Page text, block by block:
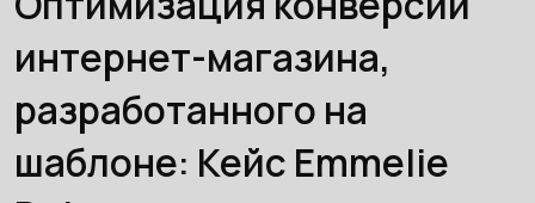
интернет-магазина,
разработанного на
шаблоне: Кейс Emmelie